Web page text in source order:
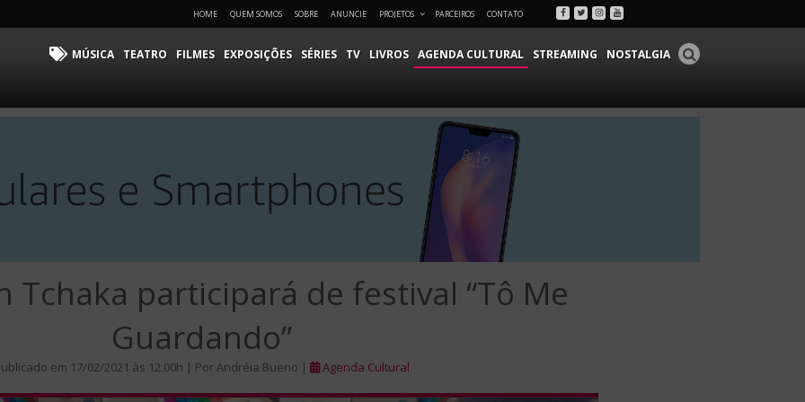
HOME QUEM SOMOS SOBRE ANUNCIE PROJETOS PARCEIROS CONTATO Facebook
Twitter
Instagram
Youtube
MÚSICA TEATRO FILMES EXPOSIÇÕES SÉRIES TV LIVROS AGENDA CULTURAL STREAMING NOSTALGIA
Tchaka participará de festival “Tô Me
Guardando”
em 17/02/2021 às 12:00h | Por Andréia Bueno | Agenda Cultural